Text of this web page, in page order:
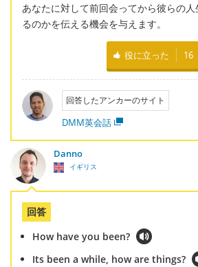
あなたに対して前回会ってから彼らの
るのかを伝える機会を与えます。
役に立った 16
回答したアンカーのサイト
DMM英会話
Danno
イギリス
回答
How have you been?
Its been a while, how are things?